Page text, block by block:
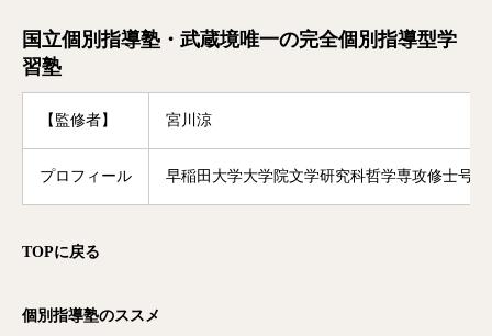
国立個別指導塾・武蔵境唯一の完全個別指導型学
習塾
【監修者】 宮川涼
プロフィール 早稲田大学大学院文学研究科哲学専攻修士号
TOPに戻る
個別指導塾のススメ